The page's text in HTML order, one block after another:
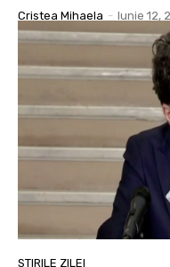
Cristea Mihaela - Iunie 12,
STIRILE ZILEI